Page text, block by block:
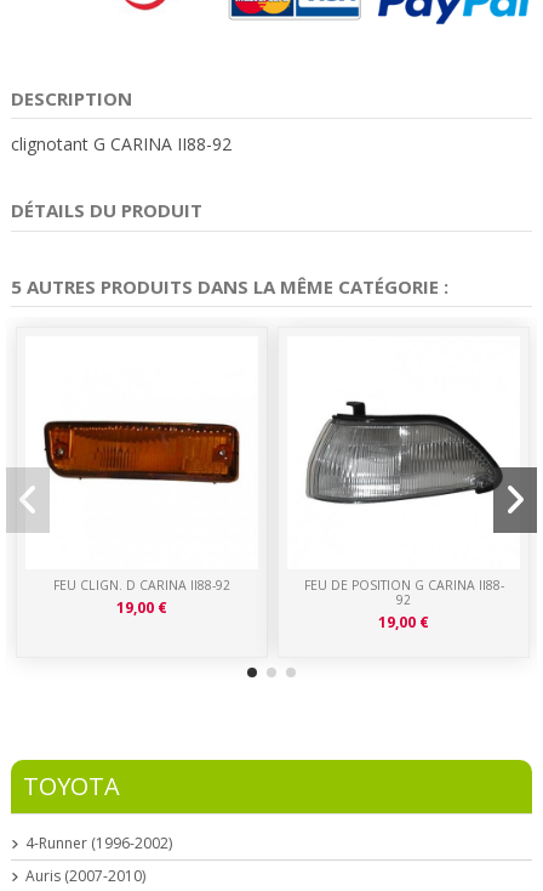
DESCRIPTION
clignotant G CARINA II88-92
DÉTAILS DU PRODUIT
5 AUTRES PRODUITS DANS LA MÊME CATÉGORIE :
FEU CLIGN. D CARINA II88-92
19,00 €
FEU DE POSITION G CARINA II88-
92
19,00 €
TOYOTA
4-Runner (1996-2002)
Auris (2007-2010)